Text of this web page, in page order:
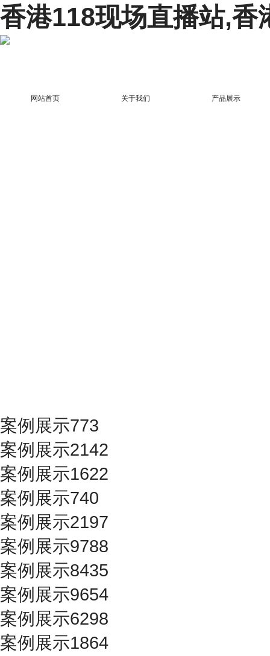
香港118现场直播站,香
网站首页 关于我们 产品展示
案例展示773
案例展示2142
案例展示1622
案例展示740
案例展示2197
案例展示9788
案例展示8435
案例展示9654
案例展示6298
案例展示1864